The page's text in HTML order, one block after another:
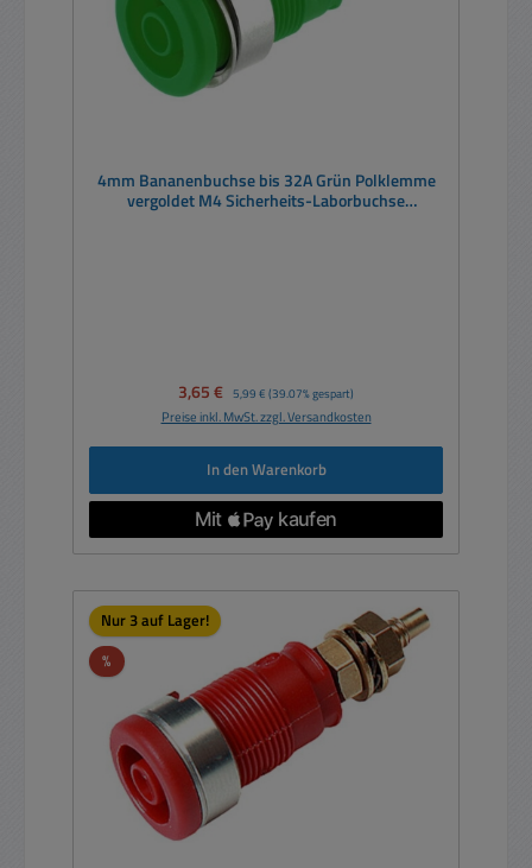
4mm Bananenbuchse bis 32A Grün Polklemme
vergoldet M4 Sicherheits-Laborbuchse
Verkaufspreis:
3,65 € Regulärer Preis:
5,99 € (39.07% gespart)
Preise inkl. MwSt. zzgl. Versandkosten
In den Warenkorb
Nur 3 auf Lager!
%Rabatt